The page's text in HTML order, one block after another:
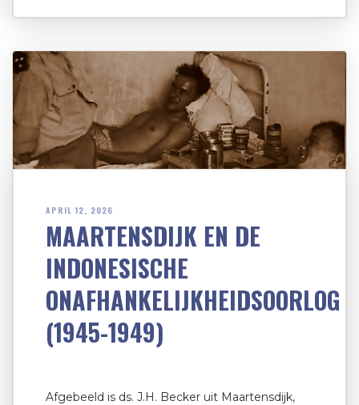
APRIL 12, 2026
MAARTENSDIJK EN DE
INDONESISCHE
ONAFHANKELIJKHEIDSOORLOG
(1945-1949)
Afgebeeld is ds. J.H. Becker uit Maartensdijk,